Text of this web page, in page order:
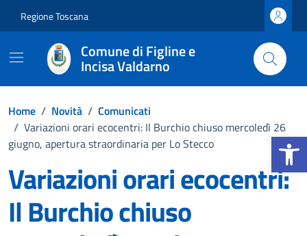
Apri la
Regione Toscana
Comune di Figline e
Incisa Valdarno
Home / Novità / Comunicati
/ Variazioni orari ecocentri: Il Burchio chiuso mercoledì 26
giugno, apertura straordinaria per Lo Stecco
Variazioni orari ecocentri:
Il Burchio chiuso